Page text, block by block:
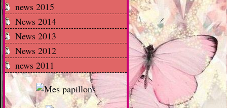
news 2015
News 2014
News 2013
News 2012
news 2011